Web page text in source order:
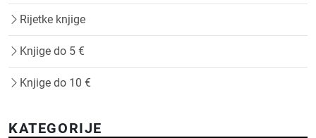
Rijetke knjige
Knjige do 5 €
Knjige do 10 €
KATEGORIJE